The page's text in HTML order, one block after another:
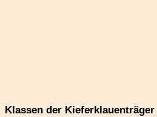
Klassen der Kieferklauenträger